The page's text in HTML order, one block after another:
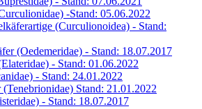
-Stand: 05.06.2022
(Curculionoidea) - Stand:
(Oedemeridae) - Stand: 18.07.2017
- Stand: 01.06.2022
- Stand: 24.01.2022
Stand: 21.01.2022
- Stand: 18.07.2017